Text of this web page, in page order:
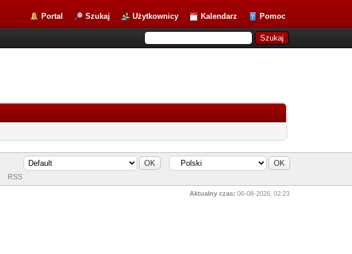
Portal Szukaj Użytkownicy Kalendarz Pomoc
RSS
Aktualny czas: 06-08-2026, 02:23